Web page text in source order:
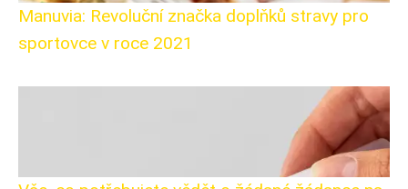
Manuvia: Revoluční značka doplňků stravy pro
sportovce v roce 2021